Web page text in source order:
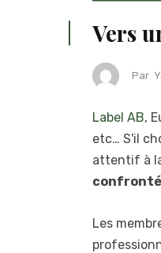
Vers
Par
Label AB,
etc… S'il
attentif à
confronté
Les